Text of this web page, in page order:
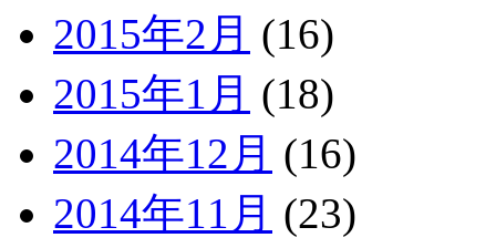
2015年2月 (16)
2015年1月 (18)
2014年12月 (16)
2014年11月 (23)